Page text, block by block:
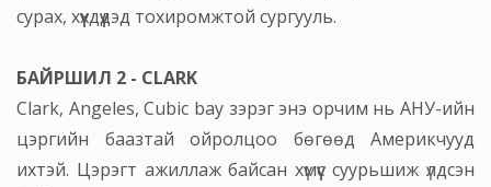
сурах, хүүхдүүдэд тохиромжтой сургууль.
БАЙРШИЛ 2 - CLARK
Clark, Angeles, Cubic bay зэрэг энэ орчим нь АНУ-ийн
цэргийн баазтай ойролцоо бөгөөд Америкчууд
ихтэй. Цэрэгт ажиллаж байсан хүмүүс суурьшиж үлдсэн